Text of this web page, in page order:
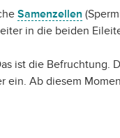
Samenzellen
in die beiden
ist die Befruchtung.
ein. Ab diesem